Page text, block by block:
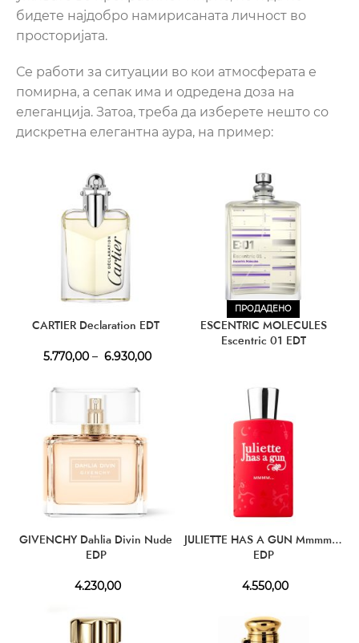
бидете најдобро намирисаната личност во
просторијата.
Се работи за ситуации во кои атмосферата е
помирна, а сепак има и одредена доза на
елеганција. Затоа, треба да изберете нешто со
дискретна елегантна аура, на пример:
CARTIER Declaration EDT
5.770,00 – 6.930,00
ПРОДАДЕНО
ESCENTRIC MOLECULES
Escentric 01 EDT
GIVENCHY Dahlia Divin Nude
EDP
4.230,00
JULIETTE HAS A GUN Mmmm…
EDP
4.550,00